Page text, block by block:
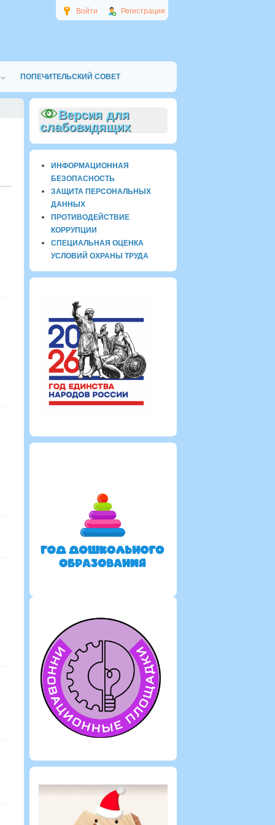
Войти Регистрация
ПОПЕЧИТЕЛЬСКИЙ СОВЕТ
Версия для
слабовидящих
ИНФОРМАЦИОННАЯ
БЕЗОПАСНОСТЬ
ЗАЩИТА ПЕРСОНАЛЬНЫХ
ДАННЫХ
ПРОТИВОДЕЙСТВИЕ
КОРРУПЦИИ
СПЕЦИАЛЬНАЯ ОЦЕНКА
УСЛОВИЙ ОХРАНЫ ТРУДА